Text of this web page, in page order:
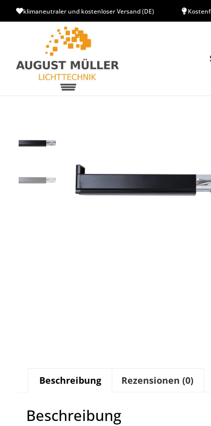
klimaneutraler und kostenloser Versand (DE)
Beschreibung Rezensionen (0)
Beschreibung